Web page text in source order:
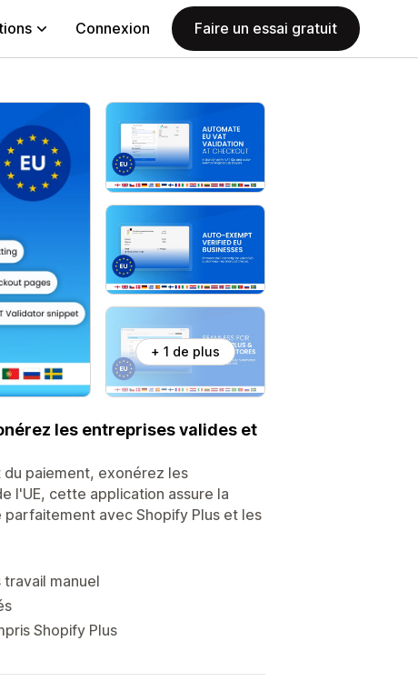
Connexion Faire un essai gratuit
+ 1 de plus
les entreprises valides et
du paiement, exonérez les
l'UE, cette application assure la
avec Shopify Plus et les
manuel
Shopify Plus